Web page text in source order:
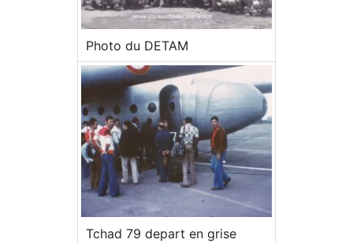
Photo du DETAM
Tchad 79 depart en grise